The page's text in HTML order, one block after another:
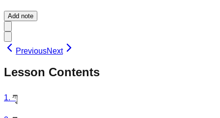
Add note
PreviousNext
Lesson Contents
1. ཀྭ